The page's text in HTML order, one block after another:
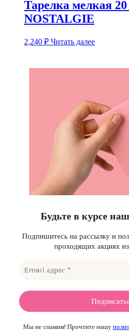
Тарелка мелкая
NOSTALGIE
2,240 ₽ Читать далее
Будьте в курсе
Подпишитесь на рассылку и
проходящих акциях
Мы не спамим! Прочтите нашу